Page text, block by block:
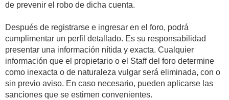
de prevenir el robo de dicha cuenta.
Después de registrarse e ingresar en el foro, podrá
cumplimentar un perfil detallado. Es su responsabilidad
presentar una información nítida y exacta. Cualquier
información que el propietario o el Staff del foro determine
como inexacta o de naturaleza vulgar será eliminada, con o
sin previo aviso. En caso necesario, pueden aplicarse las
sanciones que se estimen convenientes.